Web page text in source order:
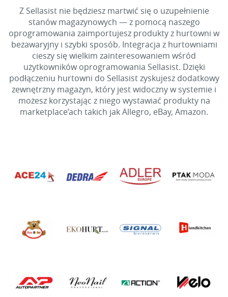
Z Sellasist nie będziesz martwić się o uzupełnienie
stanów magazynowych — z pomocą naszego
oprogramowania zaimportujesz produkty z hurtowni w
bezawaryjny i szybki sposób. Integracja z hurtowniami
cieszy się wielkim zainteresowaniem wśród
użytkowników oprogramowania Sellasist. Dzięki
podłączeniu hurtowni do Sellasist zyskujesz dodatkowy
zewnętrzny magazyn, który jest widoczny w systemie i
możesz korzystając z niego wystawiać produkty na
marketplace’ach takich jak Allegro, eBay, Amazon.